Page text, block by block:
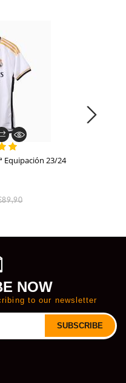
Equipación 23/24
NOW
to our newsletter
SUBSCRIBE